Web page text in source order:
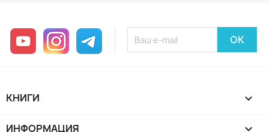
YouTube InstagramTelegram
КНИГИ 
ИНФОРМАЦИЯ 